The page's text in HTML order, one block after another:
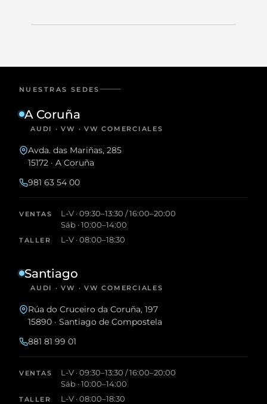
NUESTRAS SEDES
A Coruña
AUDI · VW · VW COMERCIALES
Avda. das Mariñas, 285
15172 · A Coruña
981 63 54 00
VENTAS
L-V · 09:30–13:30 / 16:00–20:00
Sáb · 10:00–14:00
TALLER L-V · 08:00–18:30
Santiago
AUDI · VW · VW COMERCIALES
Rúa do Cruceiro da Coruña, 197
15890 · Santiago de Compostela
881 81 99 01
VENTAS
L-V · 09:30–13:30 / 16:00–20:00
Sáb · 10:00–14:00
TALLER L-V · 08:00–18:30